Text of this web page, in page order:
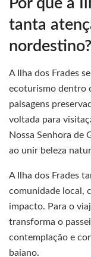
Por que a
tanta
nordestino?
A Ilha dos Frades
ecoturismo dentro
paisagens
voltada para
Nossa Senhora de
ao unir beleza
A Ilha dos Frades
comunidade local,
impacto. Para o
transforma o
contemplação e
baiano.